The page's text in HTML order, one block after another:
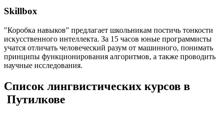
Skillbox
"Коробка навыков" предлагает школьникам постичь тонкости
искусственного интеллекта. За 15 часов юные программисты
учатся отличать человеческий разум от машинного, понимать
принципы функционирования алгоритмов, а также проводить
научные исследования.
Список лингвистических курсов в
Путилкове